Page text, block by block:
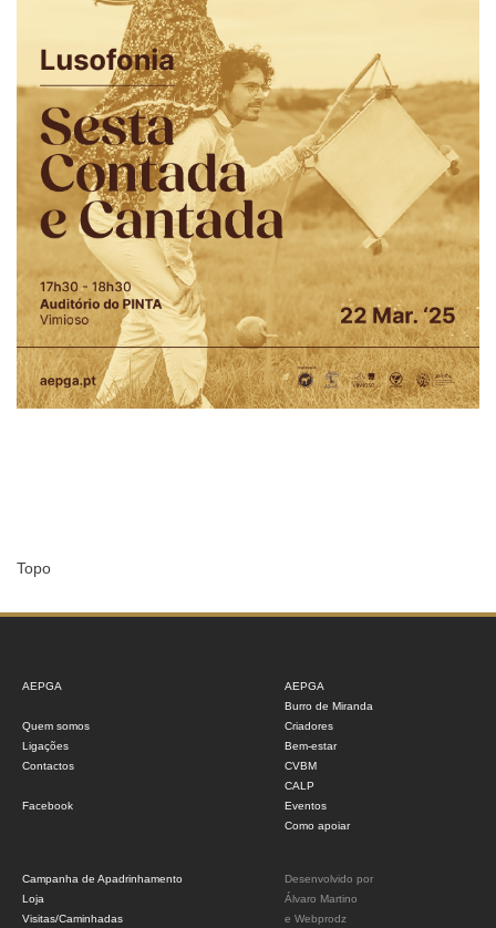
Topo
AEPGA
Quem somos
Ligações
Contactos
Facebook
AEPGA
Burro de Miranda
Criadores
Bem-estar
CVBM
CALP
Eventos
Como apoiar
Campanha de Apadrinhamento
Loja
Visitas/Caminhadas
Desenvolvido por
Álvaro Martino
e Webprodz